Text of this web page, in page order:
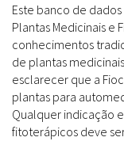
Este banco de
Plantas Medicinais e
conhecimentos
de plantas
esclarecer que a
plantas para
Qualquer indicação
fitoterápicos deve